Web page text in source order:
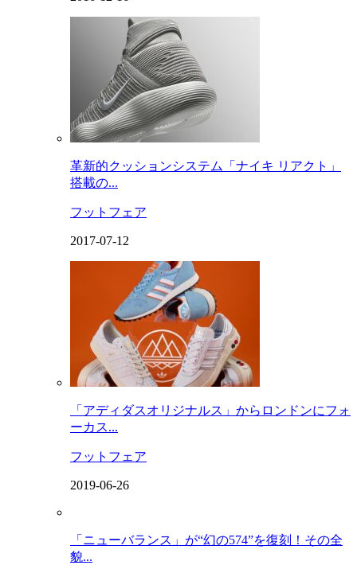
革新的クッションシステム「ナイキ リアクト」
搭載の...
フットフェア
2017-07-12
「アディダスオリジナルス」からロンドンにフォ
ーカス...
フットフェア
2019-06-26
「ニューバランス」が“幻の574”を復刻！その全
貌...